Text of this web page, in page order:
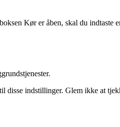
Kør er åben, skal du indtaste
disse indstillinger. Glem ikke at